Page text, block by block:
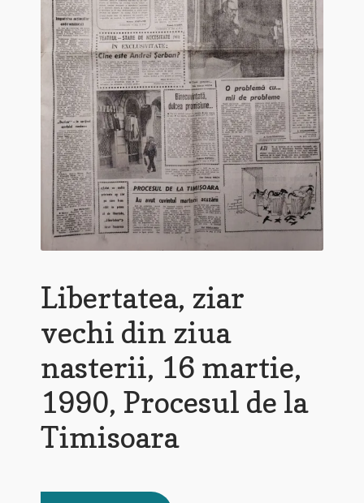
Libertatea, ziar
vechi din ziua
nasterii, 16 martie,
1990, Procesul de la
Timisoara